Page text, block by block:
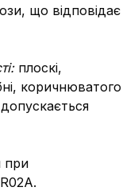
що відповідає
плоскі,
коричнюватого
при